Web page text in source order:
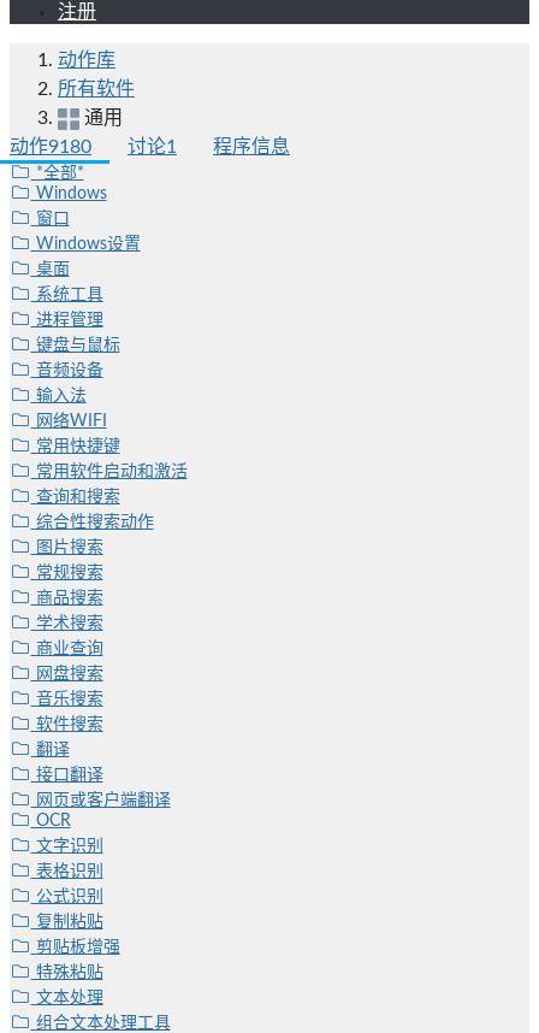
注册
动作库
所有软件
通用
动作9180 讨论1 程序信息
*全部*
Windows
窗口
Windows设置
桌面
系统工具
进程管理
键盘与鼠标
音频设备
输入法
网络WIFI
常用快捷键
常用软件启动和激活
查询和搜索
综合性搜索动作
图片搜索
常规搜索
商品搜索
学术搜索
商业查询
网盘搜索
音乐搜索
软件搜索
翻译
接口翻译
网页或客户端翻译
OCR
文字识别
表格识别
公式识别
复制粘贴
剪贴板增强
特殊粘贴
文本处理
组合文本处理工具